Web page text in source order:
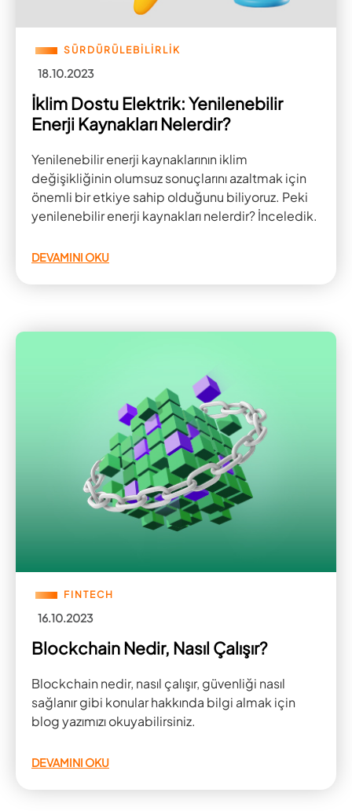
SÜRDÜRÜLEBİLİRLİK
18.10.2023
İklim Dostu Elektrik: Yenilenebilir
Enerji Kaynakları Nelerdir?
Yenilenebilir enerji kaynaklarının iklim
değişikliğinin olumsuz sonuçlarını azaltmak için
önemli bir etkiye sahip olduğunu biliyoruz. Peki
yenilenebilir enerji kaynakları nelerdir? İnceledik.
DEVAMINI OKU
FINTECH
16.10.2023
Blockchain Nedir, Nasıl Çalışır?
Blockchain nedir, nasıl çalışır, güvenliği nasıl
sağlanır gibi konular hakkında bilgi almak için
blog yazımızı okuyabilirsiniz.
DEVAMINI OKU